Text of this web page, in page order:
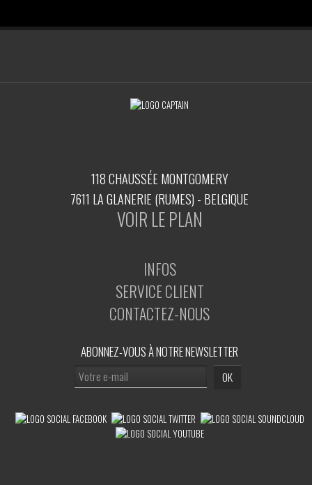
118 CHAUSSÉE MONTGOMERY
7611 LA GLANERIE (RUMES) - BELGIQUE
VOIR LE PLAN
INFOS
SERVICE CLIENT
CONTACTEZ-NOUS
ABONNEZ-VOUS À NOTRE NEWSLETTER
OK